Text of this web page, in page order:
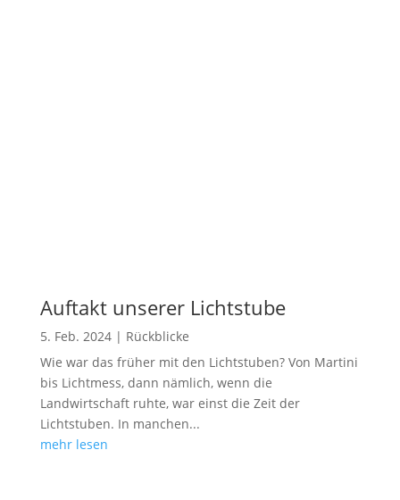
Auftakt unserer Lichtstube
5. Feb. 2024| Rückblicke
Wie war das früher mit den Lichtstuben? Von Martini
bis Lichtmess, dann nämlich, wenn die
Landwirtschaft ruhte, war einst die Zeit der
Lichtstuben. In manchen...
mehr lesen